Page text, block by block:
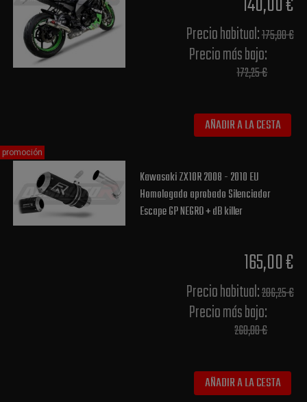
Precio habitual​:175,00 €
Precio más bajo​:
172,25 €
AÑADIR A LA CESTA
Kawasaki ZX10R 2008 - 2010 EU
Homologado aprobado Silenciador
Escape GP NEGRO + dB killer
165,00 €
Precio habitual​:206,25 €
Precio más bajo​:
260,00 €
AÑADIR A LA CESTA
promoción